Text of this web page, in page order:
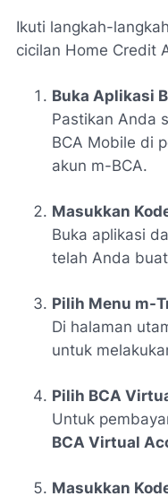
Ikuti langkah-
cicilan Home Credit
Buka Aplikasi
Pastikan Anda
BCA Mobile di
akun m-BCA.
Masukkan
Buka aplikasi
telah Anda
Pilih Menu m-
Di halaman
untuk
Pilih BCA
Untuk
BCA Virtual
Masukkan